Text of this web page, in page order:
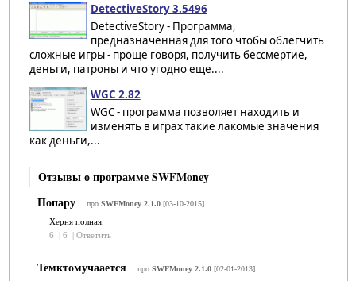
DetectiveStory 3.5496
DetectiveStory - Программа,
предназначенная для того чтобы облегчить
сложные игры - проще говоря, получить бессмертие,
деньги, патроны и что угодно еще....
WGC 2.82
WGC - программа позволяет находить и
изменять в играх такие лакомые значения
как деньги,...
Отзывы о программе SWFMoney
Попару
про SWFMoney 2.1.0[03-10-2015]
Херня полная.
6
6 Ответить
Темктомучаается про SWFMoney 2.1.0[02-01-2013]